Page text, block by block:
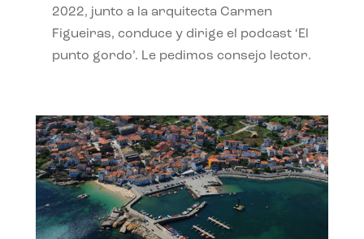
2022, junto a la arquitecta Carmen
Figueiras, conduce y dirige el podcast ‘El
punto gordo’. Le pedimos consejo lector.